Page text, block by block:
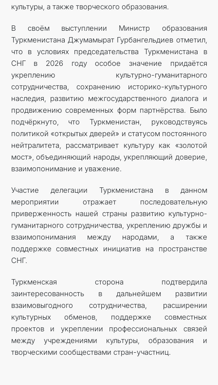
культуры, а также творческого образования.
В своём выступлении Министр образования
Туркменистана Джумамырат Гурбангельдиев отметил,
что в условиях председательства Туркменистана в
СНГ в 2026 году особое значение придаётся
укреплению культурно-гуманитарного
сотрудничества, сохранению историко-культурного
наследия, развитию межгосударственного диалога и
продвижению современных форм партнёрства. Было
подчёркнуто, что Туркменистан, руководствуясь
политикой «открытых дверей» и статусом постоянного
нейтралитета, рассматривает культуру как «золотой
мост», объединяющий народы, укрепляющий доверие,
взаимопонимание и уважение.
Участие делегации Туркменистана в данном
мероприятии отражает последовательную
приверженность нашей страны развитию культурно-
гуманитарного сотрудничества, укреплению дружбы и
взаимопонимания между народами, а также
поддержке совместных инициатив на пространстве
СНГ.
Туркменская сторона подтвердила
заинтересованность в дальнейшем развитии
взаимовыгодного сотрудничества, расширении
культурных обменов, поддержке совместных
проектов и укреплении профессиональных связей
между учреждениями культуры, образования и
творческими сообществами стран-участниц.